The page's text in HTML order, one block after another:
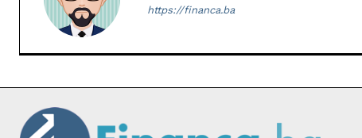
https://financa.ba